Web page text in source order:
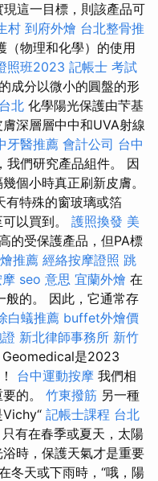
這一目標，則該產品可
村 到府外燴 台北整骨推
（物理和化學）的使用
照班2023 記帳士 考試
成分以微小的圓盤的形
北 化學陽光保護由芐基
深層層中中和UVA射線
牙醫推薦 會計公司 台中
我們研究產品組件。 因
個小時真正刷新皮膚。
有特殊的窗玻璃或箔
以買到。 護照換發 美
的受保護產品，但PA標
推薦 經絡按摩證照 跳
seo 意思 宜蘭外燴 在
般的。 因此，它通常存
白蟻推薦 buffet外燴價
新北律師事務所 新竹
Geomedical是2023
台中運動按摩 我們相
的。 竹東撥筋 另一種
記帳士課程 台北
有在春季或夏天，太陽
時，保護天氣才是重要
冬天或下雨時，“哦，陽